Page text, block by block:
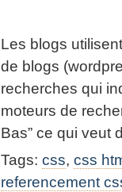
Les blogs
de blogs
recherches qui
moteurs de
Bas” ce qui veut
Tags: css, css
referencement